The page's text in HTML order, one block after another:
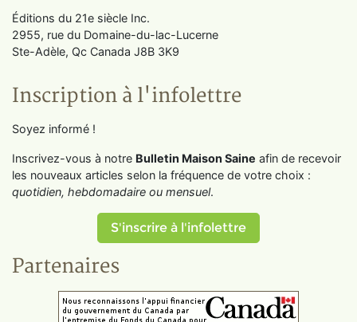
Éditions du 21e siècle Inc.
2955, rue du Domaine-du-lac-Lucerne
Ste-Adèle, Qc Canada J8B 3K9
Inscription à l'infolettre
Soyez informé !
Inscrivez-vous à notre Bulletin Maison Saine afin de recevoir
les nouveaux articles selon la fréquence de votre choix :
quotidien, hebdomadaire ou mensuel.
S'inscrire à l'infolettre
Partenaires